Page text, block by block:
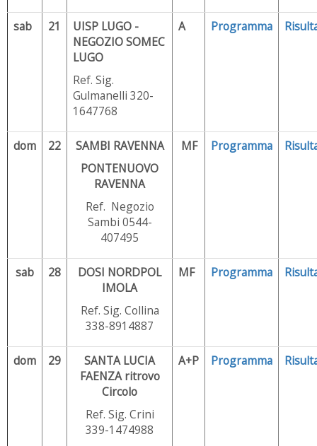
sab 21
UISP LUGO -
NEGOZIO SOMEC
LUGO
Ref. Sig.
Gulmanelli 320-
1647768
A Programma
dom 22
SAMBI RAVENNA
PONTENUOVO
RAVENNA
Ref. Negozio
Sambi 0544-
407495
MF Programma
sab 28
DOSI NORDPOL
IMOLA
Ref. Sig. Collina
338-8914887
MF Programma
dom 29
SANTA LUCIA
FAENZA ritrovo
Circolo
Ref. Sig. Crini
339-1474988
A+P Programma